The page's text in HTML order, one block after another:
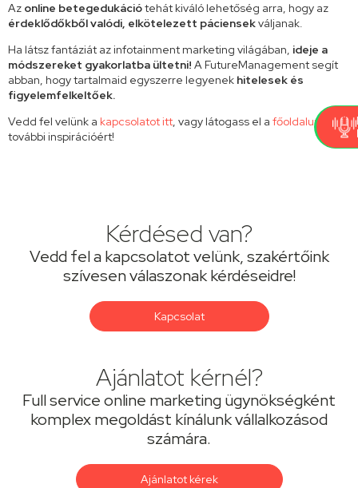
Az online betegedukációtehát kiváló lehetőség arra, hogy az
érdeklődőkből valódi, elkötelezett páciensekváljanak.
Ha látsz fantáziát az infotainment marketing világában, ideje a
módszereket gyakorlatba ültetni! A FutureManagement segít
abban, hogy tartalmaid egyszerre legyenek hitelesek és
figyelemfelkeltőek.
Vedd fel velünk a kapcsolatot itt, vagy látogass el a főoldalunkra
további inspirációért!
Kérdésed van?
Vedd fel a kapcsolatot velünk, szakértőink
szívesen válaszonak kérdéseidre!
Kapcsolat
Ajánlatot kérnél?
Full service online marketing ügynökségként
komplex megoldást kínálunk vállalkozásod
számára.
Ajánlatot kérek